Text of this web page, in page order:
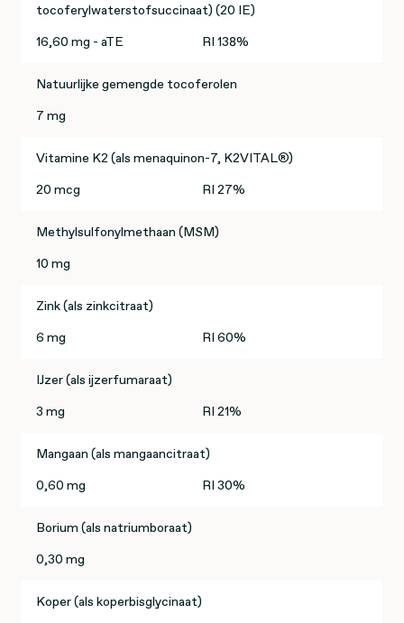
tocoferylwaterstofsuccinaat) (20 IE)
16,60 mg - aTE
RI 138%
Natuurlijke gemengde tocoferolen
7 mg
Vitamine K2 (als menaquinon-7, K2VITAL®)
20 mcg
RI 27%
Methylsulfonylmethaan (MSM)
10 mg
Zink (als zinkcitraat)
6 mg
RI 60%
IJzer (als ijzerfumaraat)
3 mg
RI 21%
Mangaan (als mangaancitraat)
0,60 mg
RI 30%
Borium (als natriumboraat)
0,30 mg
Koper (als koperbisglycinaat)